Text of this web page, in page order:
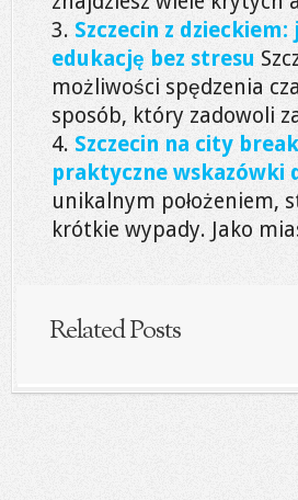
Szczecin z
edukację bez stresu
możliwości spędzenia
sposób, który zadowoli
Szczecin na city
praktyczne wskazówki
unikalnym położeniem,
krótkie wypady. Jako
Related Posts